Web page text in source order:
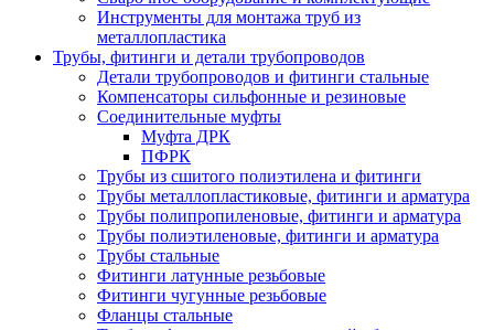
Инструменты для монтажа труб из
металлопластика
Трубы, фитинги и детали трубопроводов
Детали трубопроводов и фитинги стальные
Компенсаторы сильфонные и резиновые
Соединительные муфты
Муфта ДРК
ПФРК
Трубы из сшитого полиэтилена и фитинги
Трубы металлопластиковые, фитинги и арматура
Трубы полипропиленовые, фитинги и арматура
Трубы полиэтиленовые, фитинги и арматура
Трубы стальные
Фитинги латунные резьбовые
Фитинги чугунные резьбовые
Фланцы стальные